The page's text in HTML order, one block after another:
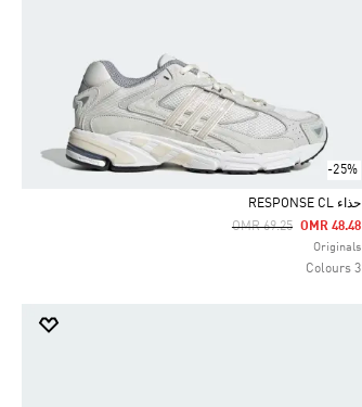
-25%
Selected
حذاء RESPONSE CL
Price Reduced From
OMR 69.25ToOMR 48.48
Originals
3 Colours